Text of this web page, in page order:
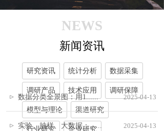
NEWS
新闻资讯
研究资讯 统计分析 数据采集
调研产品 技术应用 调研保障
模型与理论 渠道研究
行业研究 企业研究
数据分类全景图：用1...... 2025-04-13
实验、抽样、大数据：...... 2025-04-13